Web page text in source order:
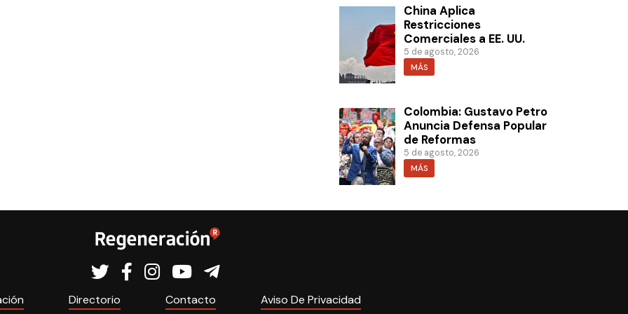
China Aplica
Restricciones
Comerciales a EE. UU.
5 de agosto, 2026
MÁS
Colombia: Gustavo Petro
Anuncia Defensa Popular
de Reformas
5 de agosto, 2026
MÁS
Directorio Contacto Aviso De Privacidad